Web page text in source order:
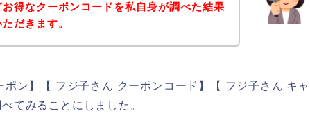
得なクーポンコードを私自身が調べた結果
だきます。
ン】【 フジ子さん クーポンコード】【 フジ子さん キャ
てみることにしました。